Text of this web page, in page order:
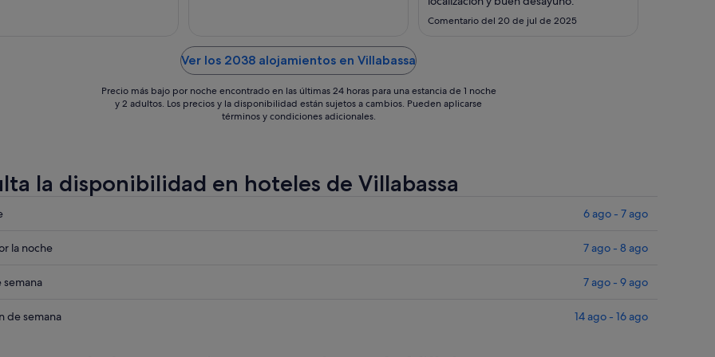
Comentario del 20 de jul de 2025
Ver los 2038 alojamientos en Villabassa
Precio más bajo por noche encontrado en las últimas 24 horas para una estancia de 1 noche
y 2 adultos. Los precios y la disponibilidad están sujetos a cambios. Pueden aplicarse
términos y condiciones adicionales.
la disponibilidad en hoteles de Villabassa
6 ago - 7 ago
la noche 7 ago - 8 ago
semana 7 ago - 9 ago
de semana 14 ago - 16 ago